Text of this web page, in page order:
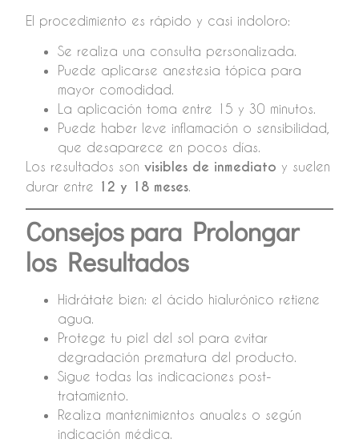
El procedimiento es rápido y casi indoloro:
Se realiza una consulta personalizada.
Puede aplicarse anestesia tópica para
mayor comodidad.
La aplicación toma entre 15 y 30 minutos.
Puede haber leve inflamación o sensibilidad,
que desaparece en pocos días.
Los resultados son visibles de inmediato y suelen
durar entre 12 y 18 meses.
Consejos para Prolongar
los Resultados
Hidrátate bien: el ácido hialurónico retiene
agua.
Protege tu piel del sol para evitar
degradación prematura del producto.
Sigue todas las indicaciones post-
tratamiento.
Realiza mantenimientos anuales o según
indicación médica.